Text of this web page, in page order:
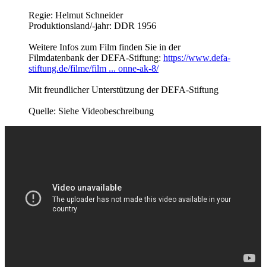
Regie: Helmut Schneider
Produktionsland/-jahr: DDR 1956
Weitere Infos zum Film finden Sie in der
Filmdatenbank der DEFA-Stiftung: https://www.defa-
stiftung.de/filme/film ... onne-ak-8/
Mit freundlicher Unterstützung der DEFA-Stiftung
Quelle: Siehe Videobeschreibung